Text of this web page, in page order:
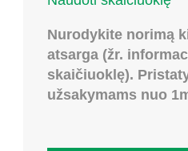
Nurodykite norimą
atsarga (žr.
skaičiuoklę).
užsakymams nuo